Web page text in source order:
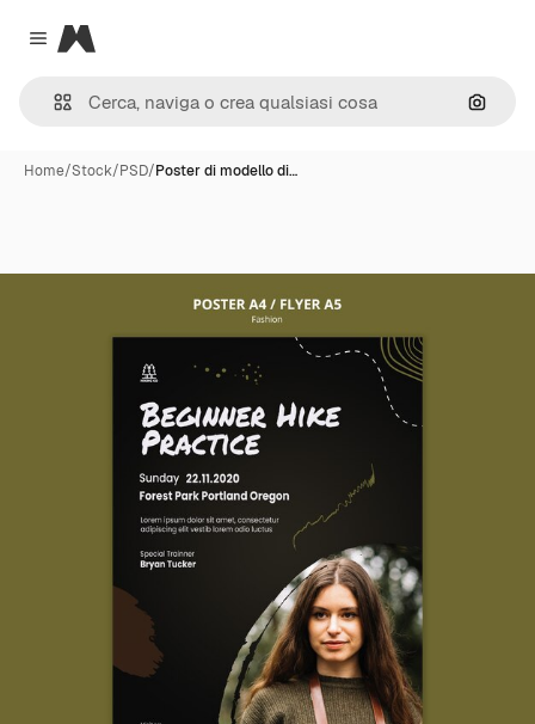
Close menu
Magnific
Cerca
Home/Stock/PSD/Poster di modello di…